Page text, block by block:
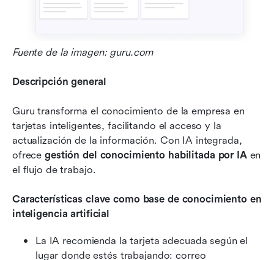
Fuente de la imagen: guru.com
Descripción general
Guru transforma el conocimiento de la empresa en
tarjetas inteligentes, facilitando el acceso y la
actualización de la información. Con IA integrada,
ofrece gestión del conocimiento habilitada por IA en
el flujo de trabajo.
Características clave como base de conocimiento en
inteligencia artificial
La IA recomienda la tarjeta adecuada según el
lugar donde estés trabajando: correo